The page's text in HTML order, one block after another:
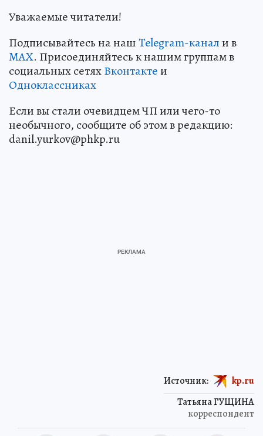
Уважаемые читатели!
Подписывайтесь на нашTelegram-канали в
MAX. Присоединяйтесь к нашим группам в
социальных сетяхВконтактеи
Одноклассниках
Если вы стали очевидцем ЧП или чего-то
необычного, сообщите об этом в редакцию:
danil.yurkov@phkp.ru
Татьяна ГУЩИНА
корреспондент
Источник: kp.ru